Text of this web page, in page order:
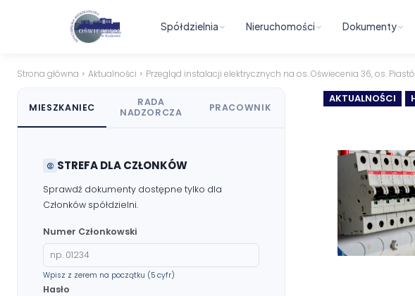
Spółdzielnia Nieruchomości Dokumenty
Strona główna Aktualności Przegląd instalacji elektrycznych na os. Oświecenia 36, os.
AKTUALNOŚCI
MIESZKANIEC
RADA
NADZORCZA
PRACOWNIK
STREFA DLA CZŁONKÓW
Sprawdź dokumenty dostępne tylko dla
Członków spółdzielni.
Numer Członkowski
Wpisz z zerem na początku (5 cyfr)
Hasło